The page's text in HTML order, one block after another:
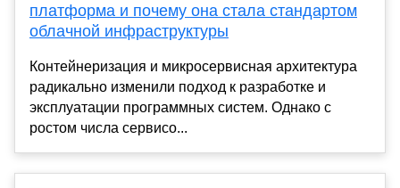
платформа и почему она стала стандартом
облачной инфраструктуры
Контейнеризация и микросервисная архитектура
радикально изменили подход к разработке и
эксплуатации программных систем. Однако с
ростом числа сервисо...